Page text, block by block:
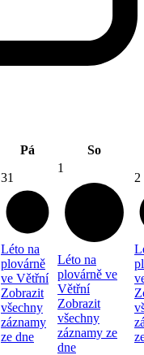
Pá
So
31
Léto na
plovárně
ve Větřní
Zobrazit
všechny
záznamy
ze dne
1
Léto na
plovárně ve
Větřní
Zobrazit
všechny
záznamy ze
dne
2